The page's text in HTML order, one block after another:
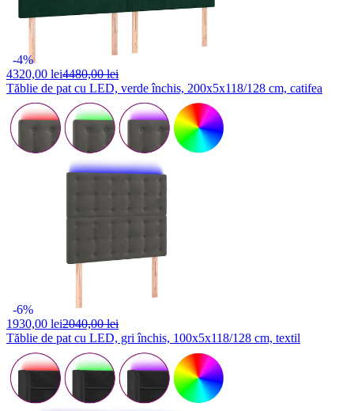
-4%
4320,00 lei4480,00 lei
Tăblie de pat cu LED, verde închis, 200x5x118/128 cm, catifea
-6%
1930,00 lei2040,00 lei
Tăblie de pat cu LED, gri închis, 100x5x118/128 cm, textil